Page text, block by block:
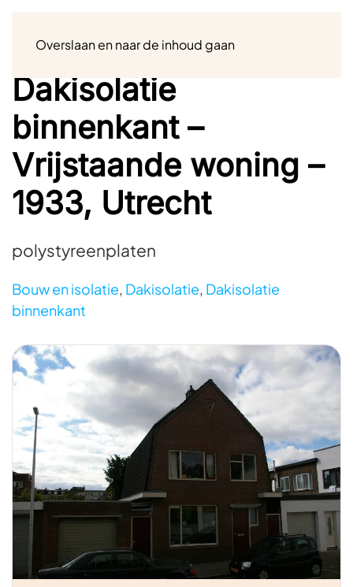
Overslaan en naar de inhoud gaan
Dakisolatie
binnenkant –
Vrijstaande woning –
1933, Utrecht
polystyreenplaten
Bouw en isolatie, Dakisolatie, Dakisolatie
binnenkant